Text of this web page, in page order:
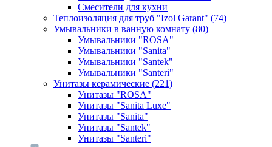
Смесители для кухни
Теплоизоляция для труб "Izol Garant" (74)
Умывальники в ванную комнату (80)
Умывальники "ROSA"
Умывальники "Sanita"
Умывальники "Santek"
Умывальники "Santeri"
Унитазы керамические (221)
Унитазы "ROSA"
Унитазы "Sanita Luxe"
Унитазы "Sanita"
Унитазы "Santek"
Унитазы "Santeri"